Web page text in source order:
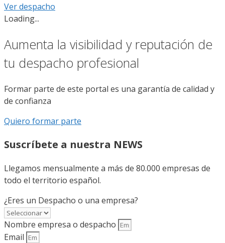
Ver despacho
Loading...
Aumenta la visibilidad y reputación de
tu despacho profesional
Formar parte de este portal es una garantía de calidad y
de confianza
Quiero formar parte
Suscríbete a nuestra NEWS
Llegamos mensualmente a más de 80.000 empresas de
todo el territorio español.
¿Eres un Despacho o una empresa?
Nombre empresa o despacho
Email